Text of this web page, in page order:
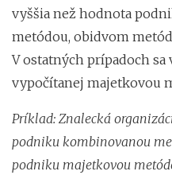
vyššia než hodnota
metódou, obidvom
V ostatných prípadoch
vypočítanej majetkovou
Príklad: Znalecká
podniku kombinovanou
podniku majetkovou